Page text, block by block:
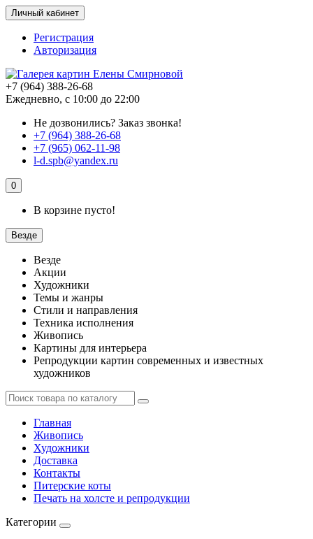
Личный кабинет
Регистрация
Авторизация
+7 (964) 388-26-68
Ежедневно, с 10:00 до 22:00
Не дозвонились? Заказ звонка!
+7 (964) 388-26-68
+7 (965) 062-11-98
l-d.spb@yandex.ru
0
В корзине пусто!
Везде
Везде
Акции
Художники
Темы и жанры
Стили и направления
Техника исполнения
Живопись
Картины для интерьера
Репродукции картин современных и известных
художников
Главная
Живопись
Художники
Доставка
Контакты
Питерские коты
Печать на холсте и репродукции
Категории